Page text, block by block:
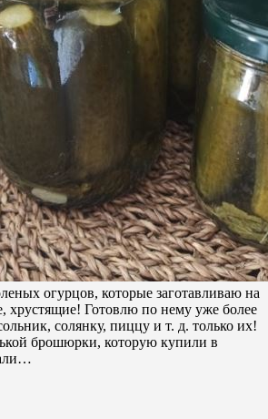
огурцов, которые заготавливаю на
хрустящие! Готовлю по нему уже более
солянку, пиццу и т. д. только их!
брошюрки, которую купили в